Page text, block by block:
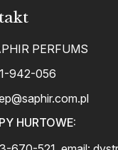
PERFUMS
942-056
HURTOWE: